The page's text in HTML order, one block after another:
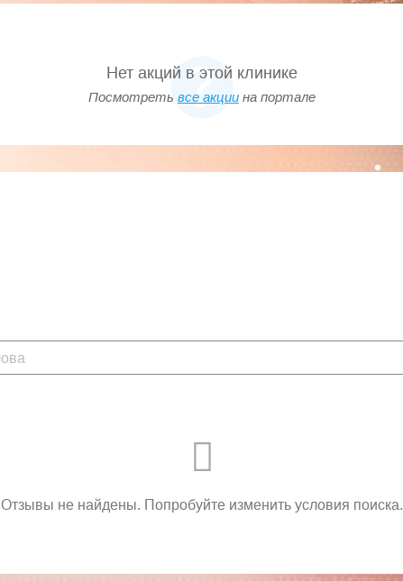
Нет акций в этой клинике
Посмотреть все акции на портале
Отзывы не найдены. Попробуйте изменить условия поиска.